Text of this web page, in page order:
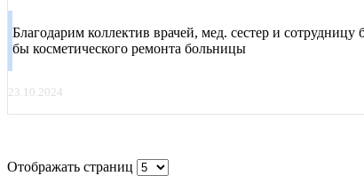
Благодарим коллектив врачей, мед. сестер и
бы косметического ремонта больницы
23.10.2024
Отображать страниц